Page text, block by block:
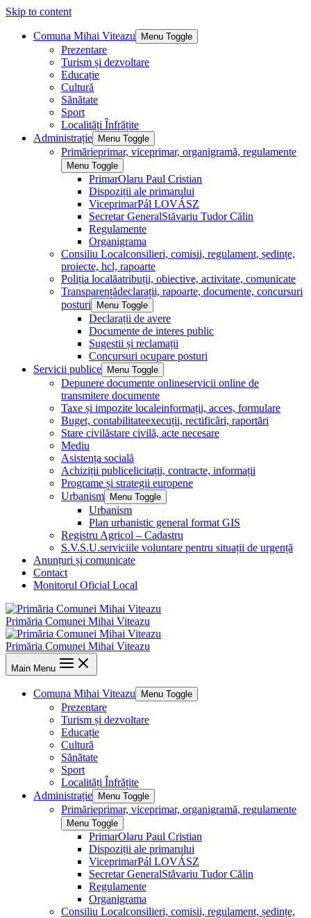
Skip to content
Comuna Mihai Viteazu Menu Toggle
Prezentare
Turism și dezvoltare
Educație
Cultură
Sănătate
Sport
Localități Înfrățite
Administrație
Menu Toggle
Primărieprimar, viceprimar, organigramă, regulamente
Menu Toggle
PrimarOlaru Paul Cristian
Dispoziții ale primarului
ViceprimarPál LOVÁSZ
Secretar GeneralStăvariu Tudor Călin
Regulamente
Organigrama
Consiliu Localconsilieri, comisii, regulament, ședințe,
proiecte, hcl, rapoarte
Poliția localăatribuții, obiective, activitate, comunicate
Transparențădeclarații, rapoarte, documente, concursuri
posturi
Menu Toggle
Declarații de avere
Documente de interes public
Sugestii și reclamații
Concursuri ocupare posturi
Servicii publice
Menu Toggle
Depunere documente onlineservicii online de
transmitere documente
Taxe și impozite localeinformații, acces, formulare
Buget, contabilitateexecuții, rectificări, raportări
Stare civilăstare civilă, acte necesare
Mediu
Asistența socială
Achiziții publicelicitații, contracte, informații
Programe și strategii europene
Urbanism
Menu Toggle
Urbanism
Plan urbanistic general format GIS
Registru Agricol – Cadastru
S.V.S.U.serviciile voluntare pentru situații de urgență
Anunțuri și comunicate
Contact
Monitorul Oficial Local
Primăria Comunei Mihai Viteazu
Primăria Comunei Mihai Viteazu
Main Menu
Comuna Mihai Viteazu Menu Toggle
Prezentare
Turism și dezvoltare
Educație
Cultură
Sănătate
Sport
Localități Înfrățite
Administrație
Menu Toggle
Primărieprimar, viceprimar, organigramă, regulamente
Menu Toggle
PrimarOlaru Paul Cristian
Dispoziții ale primarului
ViceprimarPál LOVÁSZ
Secretar GeneralStăvariu Tudor Călin
Regulamente
Organigrama
Consiliu Localconsilieri, comisii, regulament, ședințe,